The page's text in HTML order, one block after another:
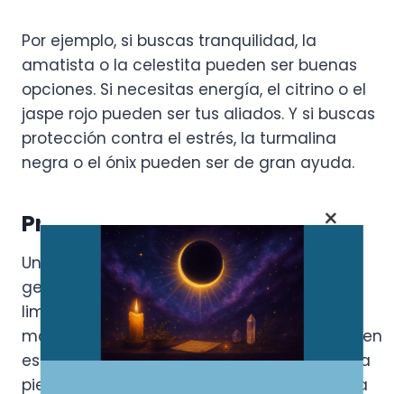
Por ejemplo, si buscas tranquilidad, la
amatista o la celestita pueden ser buenas
opciones. Si necesitas energía, el citrino o el
jaspe rojo pueden ser tus aliados. Y si buscas
protección contra el estrés, la turmalina
negra o el ónix pueden ser de gran ayuda.
Programación y limpieza
Una vez que hayas elegido tus cristales y
gemas, es importante programarlos y
limpiarlos para que puedan trabajar de
manera óptima. La programación consiste en
establecer una intención o propósito para la
piedra, mientras que la limpieza se encarga
×